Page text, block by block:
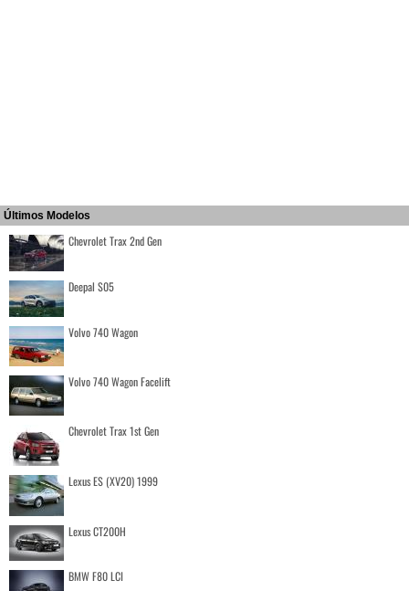
Últimos Modelos
Chevrolet Trax 2nd Gen
Deepal S05
Volvo 740 Wagon
Volvo 740 Wagon Facelift
Chevrolet Trax 1st Gen
Lexus ES (XV20) 1999
Lexus CT200H
BMW F80 LCI